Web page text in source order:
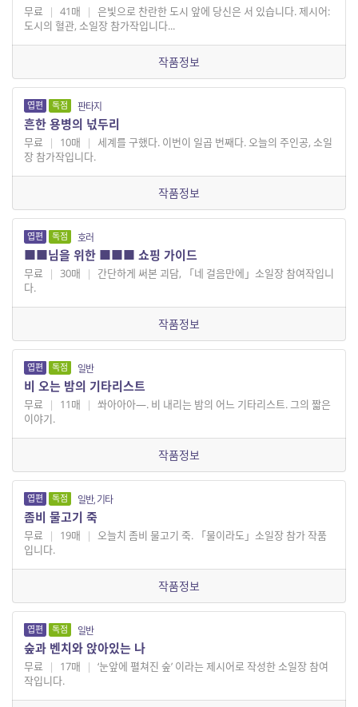
무료 | 41매 | 은빛으로 찬란한 도시 앞에 당신은 서 있습니다. 제시어:
도시의 혈관, 소일장 참가작입니다...
작품정보
엽편 독점 판타지
흔한 용병의 넋두리
무료 | 10매 | 세계를 구했다. 이번이 일곱 번째다. 오늘의 주인공, 소일
장 참가작입니다.
작품정보
엽편 독점 호러
■■님을 위한 ■■■ 쇼핑 가이드
무료 | 30매 |
간단하게 써본 괴담, 「네 걸음만에」소일장 참여작입니
다.
작품정보
엽편 독점 일반
비 오는 밤의 기타리스트
무료 | 11매 | 쏴아아아—. 비 내리는 밤의 어느 기타리스트. 그의 짧은
이야기.
작품정보
엽편 독점 일반, 기타
좀비 물고기 죽
무료 | 19매 | 오늘치 좀비 물고기 죽. 「물이라도」소일장 참가 작품
입니다.
작품정보
엽편 독점 일반
숲과 벤치와 앉아있는 나
무료 | 17매 | ‘눈앞에 펼쳐진 숲’ 이라는 제시어로 작성한 소일장 참여
작입니다.